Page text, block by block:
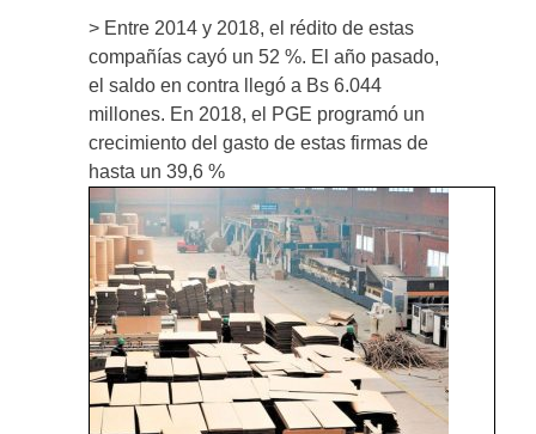
> Entre 2014 y 2018, el rédito de estas
compañías cayó un 52 %. El año pasado,
el saldo en contra llegó a Bs 6.044
millones. En 2018, el PGE programó un
crecimiento del gasto de estas firmas de
hasta un 39,6 %